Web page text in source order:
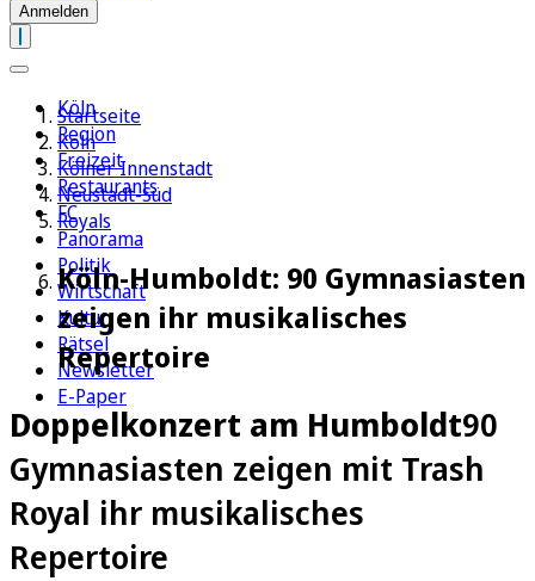
Anmelden
Köln
Region
Freizeit
Restaurants
FC
Panorama
Politik
Wirtschaft
Kultur
Rätsel
Newsletter
E-Paper
Startseite
Köln
Kölner Innenstadt
Neustadt-Süd
Royals
Köln-Humboldt: 90 Gymnasiasten
zeigen ihr musikalisches
Repertoire
Doppelkonzert am Humboldt90
Gymnasiasten zeigen mit Trash
Royal ihr musikalisches
Repertoire